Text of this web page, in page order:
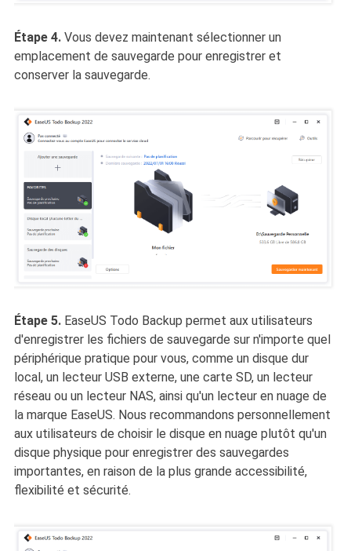
Étape 4. Vous devez maintenant sélectionner un
emplacement de sauvegarde pour enregistrer et
conserver la sauvegarde.
Étape 5.EaseUS Todo Backup permet aux utilisateurs
d'enregistrer les fichiers de sauvegarde sur n'importe quel
périphérique pratique pour vous, comme un disque dur
local, un lecteur USB externe, une carte SD, un lecteur
réseau ou un lecteur NAS, ainsi qu'un lecteur en nuage de
la marque EaseUS. Nous recommandons personnellement
aux utilisateurs de choisir le disque en nuage plutôt qu'un
disque physique pour enregistrer des sauvegardes
importantes, en raison de la plus grande accessibilité,
flexibilité et sécurité.